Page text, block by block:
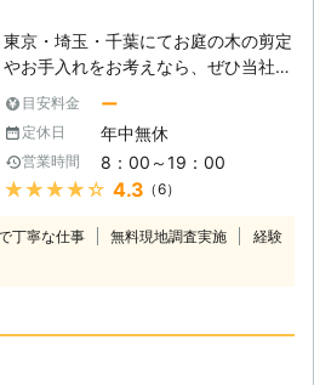
からです。そのお手伝いとして、大き
くなりすぎた樹木を整理させて下さ
い。 【剪定後の消毒も】 殺菌・殺虫
消毒も行います。「消毒」と言って
も、大きく分けると2つあります。一
つは、毛虫・電気虫（イラガの幼
虫）・アブラムシ等を退治するための
「殺虫消毒」。もう一つは、うどんこ
病・斑点病・葉グサレ病等を防ぐ「殺
東京・埼玉・千葉にてお庭の木の剪定
やお手入れをお考えなら、ぜひ当社
「(株)YUWA」までお任せください！
作業経験豊富な、熟練の自社スタッフ
が、丁寧かつスピーディーに作業させ
ていただきます。 【お庭作業全般う
けたまわります】 庭木剪定をはじ
にご対応させていただきます。剪定の
目安料金 ー
定休日 年中無休
営業時間 8：00～19：00
★★★★★ 4.3 （6）
丁寧な仕事 無料現地調査実施
経験